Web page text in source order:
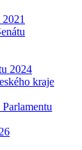
2024
kraje